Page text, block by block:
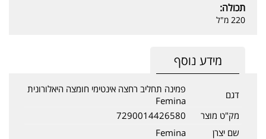
תכולה:
220 מ"ל
מידע נוסף
דגם
פמינה תחליב רחצה אינטימי חומצה היאלורונית
Femina
מק"ט מוצר
7290014426580
שם יצרן
Femina